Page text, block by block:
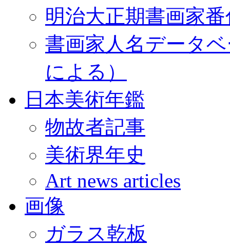
明治大正期書画家
書画家人名データ
による）
日本美術年鑑
物故者記事
美術界年史
Art news articles
画像
ガラス乾板